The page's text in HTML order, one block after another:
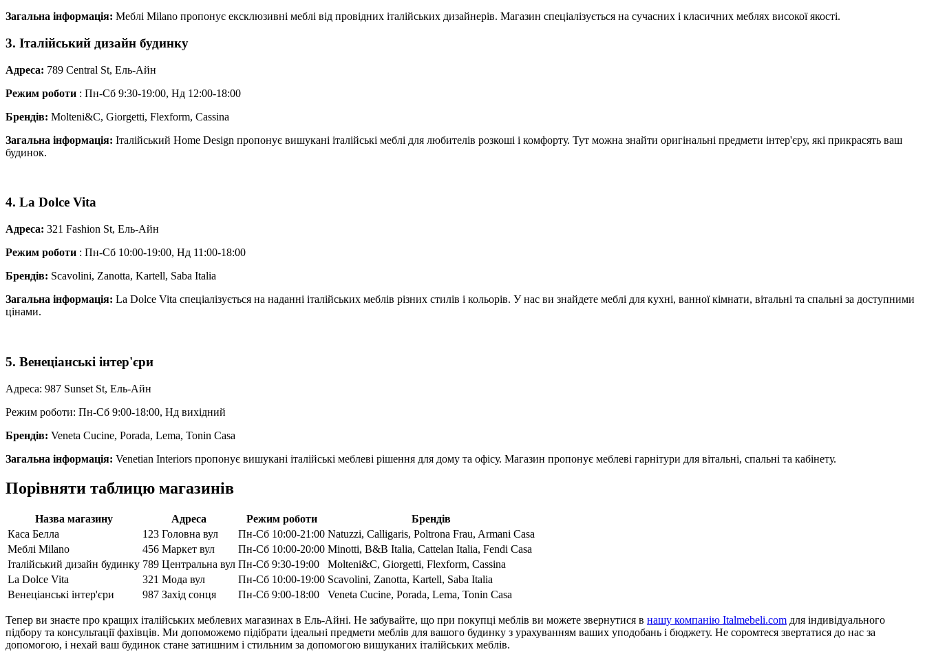
Загальна інформація: Меблі Milano пропонує ексклюзивні меблі від провідних італійських дизайнерів. Магазин спеціалізується на сучасних і класичних меблях високої якості.
3. Італійський дизайн будинку
Адреса: 789 Central St, Ель-Айн
Режим роботи : Пн-Сб 9:30-19:00, Нд 12:00-18:00
Брендів: Molteni&C, Giorgetti, Flexform, Cassina
Загальна інформація: Італійський Home Design пропонує вишукані італійські меблі для любителів розкоші і комфорту. Тут можна знайти оригінальні предмети інтер'єру, які прикрасять ваш
будинок.
4. La Dolce Vita
Адреса: 321 Fashion St, Ель-Айн
Режим роботи : Пн-Сб 10:00-19:00, Нд 11:00-18:00
Брендів: Scavolini, Zanotta, Kartell, Saba Italia
Загальна інформація: La Dolce Vita спеціалізується на наданні італійських меблів різних стилів і кольорів. У нас ви знайдете меблі для кухні, ванної кімнати, вітальні та спальні за доступними
цінами.
5. Венеціанські інтер'єри
Адреса: 987 Sunset St, Ель-Айн
Режим роботи: Пн-Сб 9:00-18:00, Нд вихідний
Брендів: Veneta Cucine, Porada, Lema, Tonin Casa
Загальна інформація: Venetian Interiors пропонує вишукані італійські меблеві рішення для дому та офісу. Магазин пропонує меблеві гарнітури для вітальні, спальні та кабінету.
Порівняти таблицю магазинів
Назва магазину Адреса Режим роботи
Брендів
Каса Белла
123 Головна вул Пн-Сб 10:00-21:00 Natuzzi, Calligaris, Poltrona Frau, Armani Casa
Меблі Milano
456 Маркет вул Пн-Сб 10:00-20:00 Minotti, B&B Italia, Cattelan Italia, Fendi Casa
Італійський дизайн будинку 789 Центральна вул Пн-Сб 9:30-19:00
Molteni&C, Giorgetti, Flexform, Cassina
La Dolce Vita
321 Мода вул Пн-Сб 10:00-19:00 Scavolini, Zanotta, Kartell, Saba Italia
Венеціанські інтер'єри
987 Захід сонця Пн-Сб 9:00-18:00 Veneta Cucine, Porada, Lema, Tonin Casa
Тепер ви знаєте про кращих італійських меблевих магазинах в Ель-Айні. Не забувайте, що при покупці меблів ви можете звернутися в нашу компанію Italmebeli.com для індивідуального
підбору та консультації фахівців. Ми допоможемо підібрати ідеальні предмети меблів для вашого будинку з урахуванням ваших уподобань і бюджету. Не соромтеся звертатися до нас за
допомогою, і нехай ваш будинок стане затишним і стильним за допомогою вишуканих італійських меблів.